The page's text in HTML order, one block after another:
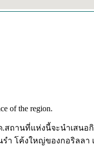
of the region.
ด.สถานที่แห่งนี้จะนำเส
ำ โค้งใหญ่ของกอริลลา